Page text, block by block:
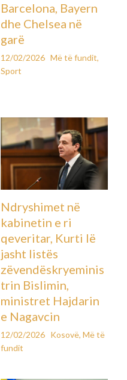
Barcelona, Bayern
dhe Chelsea në
garë
12/02/2026 Më të fundit,
Sport
Ndryshimet në
kabinetin e ri
qeveritar, Kurti lë
jasht listës
zëvendëskryeminis
trin Bislimin,
ministret Hajdarin
e Nagavcin
12/02/2026 Kosovë, Më të
fundit